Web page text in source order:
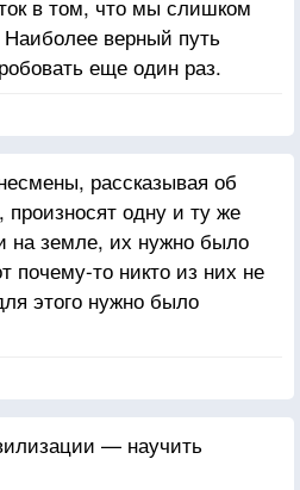
в том, что мы слишком
верный путь
еще один раз.
рассказывая об
произносят одну и ту же
на земле, их нужно было
почему-то никто из них не
этого нужно было
— научить